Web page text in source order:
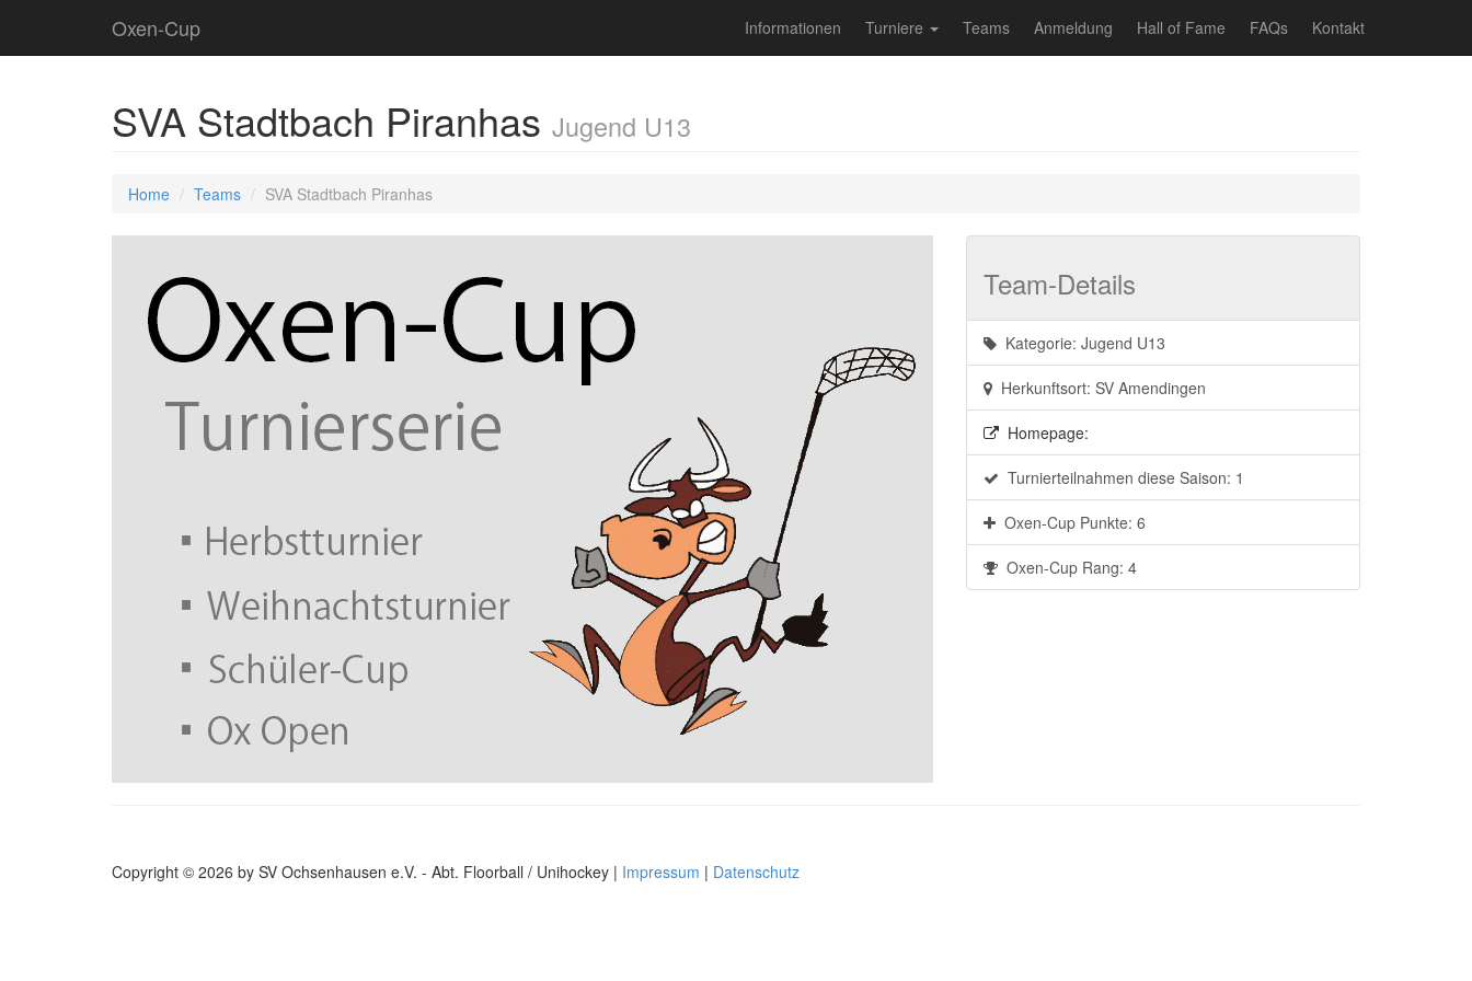
Oxen-Cup Informationen Turniere Teams Anmeldung Hall of Fame FAQs Kontakt
SVA Stadtbach Piranhas Jugend U13
Home Teams SVA Stadtbach Piranhas
Team-Details
Kategorie: Jugend U13
Herkunftsort: SV Amendingen
Homepage:
Turnierteilnahmen diese Saison: 1
Oxen-Cup Punkte: 6
Oxen-Cup Rang: 4
Copyright © 2026 by SV Ochsenhausen e.V. - Abt. Floorball / Unihockey | Impressum | Datenschutz